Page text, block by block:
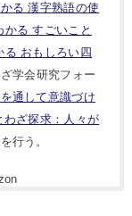
る 漢字熟語の使
かる すごいこと
る おもしろい四
学会研究フォー
通して意識づけ
わざ探求：人々が
行う。